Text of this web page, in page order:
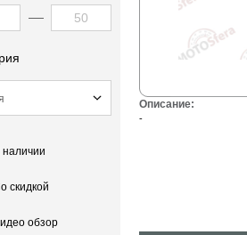
наличии
скидкой
обзор
Описание:
-